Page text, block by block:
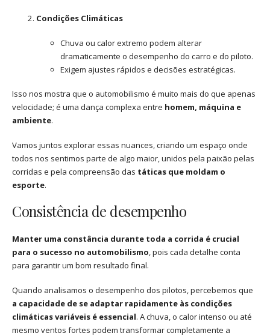
Condições Climáticas
Chuva ou calor extremo podem alterar
dramaticamente o desempenho do carro e do piloto.
Exigem ajustes rápidos e decisões estratégicas.
Isso nos mostra que o automobilismo é muito mais do que apenas
velocidade; é uma dança complexa entre homem, máquina e
ambiente.
Vamos juntos explorar essas nuances, criando um espaço onde
todos nos sentimos parte de algo maior, unidos pela paixão pelas
corridas e pela compreensão das táticas que moldam o
esporte.
Consistência de desempenho
Manter uma constância durante toda a corrida é crucial
para o sucesso no automobilismo, pois cada detalhe conta
para garantir um bom resultado final.
Quando analisamos o desempenho dos pilotos, percebemos que
a capacidade de se adaptar rapidamente às condições
climáticas variáveis é essencial. A chuva, o calor intenso ou até
mesmo ventos fortes podem transformar completamente a